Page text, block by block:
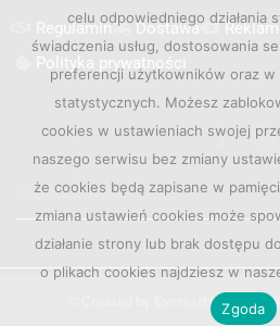
Regulamin Dostawa
Polityka prywatności
PRODUCT TAGS
© Created by EverestHigh.
celu odpowiedniego działania
świadczenia usług, dostosowania
preferencji użytkowników oraz w
statystycznych. Możesz
cookies w ustawieniach swojej
naszego serwisu bez zmiany
że cookies będą zapisane w
zmiana ustawień cookies może
działanie strony lub brak dostępu
o plikach cookies najdziesz w
Zgoda